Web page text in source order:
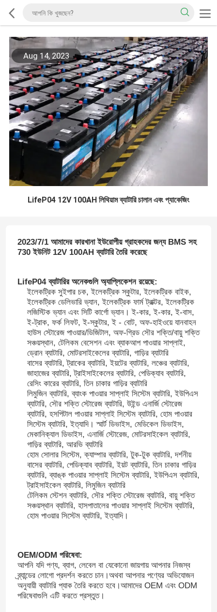
Aug 14, 2023
LifeP04 12V 100AH ​​লিথিয়াম ব্যাটারি চালান এবং প্যাকেজিং
2023/7/1 আমাদের কারখানা ইউরোপীয় গ্রাহকদের জন্য BMS সহ
730 ইউনিট 12V 100AH ​​ব্যাটারি তৈরি করেছে
LifeP04 ব্যাটারির অনেকগুলি অ্যাপ্লিকেশন রয়েছে:
ইলেকট্রিক সুইপার চক, ইলেকট্রিক স্কুটার, ইলেকট্রিক বাইক,
ইলেকট্রিক ডেলিভারি ভ্যান, ইলেকট্রিক ফার্ম ট্রাক্টর, ইলেকট্রিক
লজিস্টিক ভ্যান এবং সিটি কার্গো ভ্যান। ই-কার, ই-কার, ই-বাস,
ই-ট্রাক, ফর্ক লিফট, ই-স্কুটার, ই - বোট, অফ-হাইওয়ে যানবাহন
হাউস স্টোরেজ পাওয়ার/ডিজিটাল, অফ-গ্রিড সৌর শক্তি/বায়ু শক্তি
সঞ্চয়স্থান, টেলিকম বেসেশন এবং ব্যাকআপ পাওয়ার সাপ্লাই,
ড্রোন ব্যাটারি, মোটরসাইকেলের ব্যাটারি, গাড়ির ব্যাটারি
বাসের ব্যাটারি, ট্রাকের ব্যাটারি, ইয়টের ব্যাটারি, লঞ্চের ব্যাটারি,
জাহাজের ব্যাটারি, ট্রাইসাইকেলের ব্যাটারি, পেডিক্যাব ব্যাটারি,
রেসিং কারের ব্যাটারি, তিন চাকার গাড়ির ব্যাটারি
লিমুজিন ব্যাটারি, ব্যাংক পাওয়ার সাপ্লাই সিস্টেম ব্যাটারি, ইউপিএস
ব্যাটারি, সৌর শক্তি স্টোরেজ ব্যাটারি, উইন্ড এনার্জি স্টোরেজ
ব্যাটারি, হসপিটাল পাওয়ার সাপ্লাই সিস্টেম ব্যাটারি, হোম পাওয়ার
সিস্টেম ব্যাটারি, ইত্যাদি। স্মার্ট ডিভাইস, মেডিকেল ডিভাইস,
মেকানিক্যাল ডিভাইস, এনার্জি স্টোরেজ, মোটরসাইকেল ব্যাটারি,
গাড়ির ব্যাটারি, আরভি ব্যাটারি
হোম সোলার সিস্টেম, ক্যাম্পার ব্যাটারি, টুক-টুক ব্যাটারি, দর্শনীয়
বাসের ব্যাটারি, পেডিক্যাব ব্যাটারি, ইয়ট ব্যাটারি, তিন চাকার গাড়ির
ব্যাটারি, ব্যাঙ্ক পাওয়ার সাপ্লাই সিস্টেম ব্যাটারি, ইউপিএস ব্যাটারি,
ট্রাইসাইকেল ব্যাটারি, লিমুজিন ব্যাটারি
টেলিকম স্টেশন ব্যাটারি, সৌর শক্তি স্টোরেজ ব্যাটারি, বায়ু শক্তি
সঞ্চয়স্থান ব্যাটারি, হাসপাতালের পাওয়ার সাপ্লাই সিস্টেম ব্যাটারি,
হোম পাওয়ার সিস্টেম ব্যাটারি, ইত্যাদি।
OEM/ODM পরিষেবা:
আপনি যদি পণ্য, ব্যাগ, লেবেল বা যেকোনো জায়গায় আপনার নিজস্ব
ব্র্যান্ডের লোগো প্রদর্শন করতে চান।অথবা আপনার পণ্যের অভিযোজন
অনুযায়ী ব্যাটারি প্যাক তৈরি করতে হবে।আমাদের OEM এবং ODM
পরিষেবাগুলি এটি করতে প্রস্তুত।